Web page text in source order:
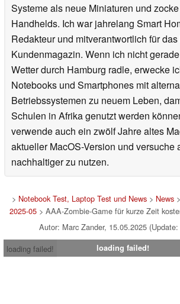
Systeme als neue Miniaturen und
Handhelds. Ich war jahrelang Smart
Redakteur und mitverantwortlich für
Kundenmagazin. Wenn ich nicht
Wetter durch Hamburg radle, erwecke
Notebooks und Smartphones mit
Betriebssystemen zu neuem Leben,
Schulen in Afrika genutzt werden
verwende auch ein zwölf Jahre altes
aktueller MacOS-Version und versuche
nachhaltiger zu nutzen.
> Notebook Test, Laptop Test und News> News>
2025-05 > AAA-Zombie-Game für kurze Zeit
Autor: Marc Zander, 15.05.2025
loading failed!
loading failed!